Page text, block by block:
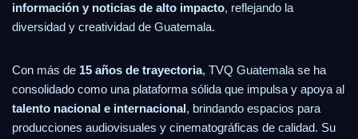
información y noticias de alto impacto, reflejando la
diversidad y creatividad de Guatemala.
Con más de 15 años de trayectoria, TVQ Guatemala se ha
consolidado como una plataforma sólida que impulsa y apoya al
talento nacional e internacional, brindando espacios para
producciones audiovisuales y cinematográficas de calidad. Su